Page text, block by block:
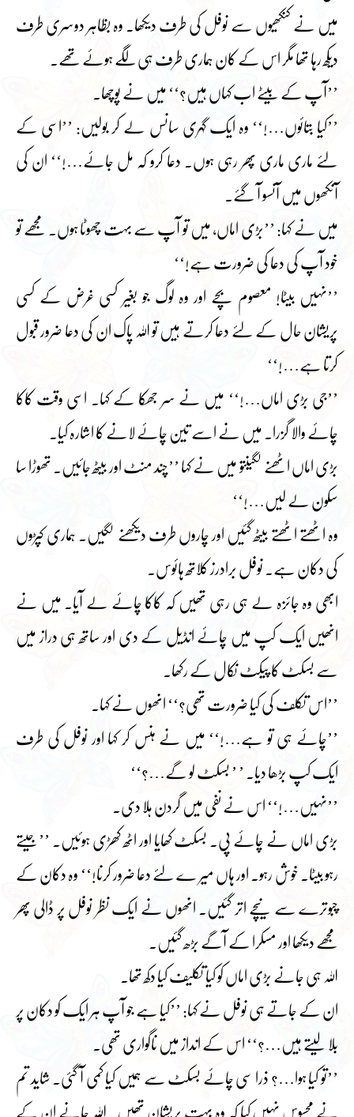
میں نے کنکھیوں سے نوفل کی طرف دیکھا۔ وہ بظاہر دوسری طرف
دیکھ رہا تھا مگر اس کے کان ہماری طرف ہی لگے ہوئے تھے۔
’’آپ کے بیٹے اب کہاں ہیں؟‘‘ میں نے پوچھا۔
’’کیا بتائوں…!‘‘ وہ ایک گہری سانس لے کر بولیں: ’’اسی کے
لئے ماری ماری پھر رہی ہوں۔ دعا کرو کہ مل جائے…!‘‘ ان کی
آنکھوں میں آنسو آ گئے۔
میں نے کہا: ’’بڑی اماں، میں تو آپ سے بہت چھوٹا ہوں۔ مجھے تو
خود آپ کی دعا کی ضرورت ہے!‘‘
’’نہیں بیٹا! معصوم بچے اور وہ لوگ جو بغیر کسی غرض کے کسی
پریشان حال کے لئے دعا کرتے ہیں تو اللہ پاک ان کی دعا ضرور قبول
کرتا ہے…!‘‘
’’جی بڑی اماں…!‘‘ میں نے سر جھکا کے کہا۔ اسی وقت کاکا
چائے والا گزرا۔ میں نے اسے تین چائے لانے کا اشارہ کیا۔
بڑی اماں اٹھنے لگیںتو میں نے کہا ’’چند منٹ اور بیٹھ جائیں۔ تھوڑا سا
سکون لے لیں…!‘‘
وہ اٹھتے اٹھتے بیٹھ گئیں اور چاروں طرف دیکھنے لگیں۔ ہماری کپڑوں
کی دکان ہے۔ نوفل برادرز کلاتھ ہائوس۔
ابھی وہ جائزہ لے ہی رہی تھیں کہ کاکا چائے لے آیا۔ میں نے
انھیں ایک کپ میں چائے انڈیل کے دی اور ساتھ ہی دراز میں
سے بسکٹ کا پیکٹ نکال کے رکھا۔
’’اس تکلف کی کیا ضرورت تھی؟‘‘ انھوں نے کہا۔
’’چائے ہی تو ہے…!‘‘ میں نے ہنس کر کہا اور نوفل کی طرف
ایک کپ بڑھا دیا۔ ’ ’ بسکٹ لو گے…؟‘‘
’’نہیں…!‘‘ اس نے نفی میں گردن ہلا دی۔
بڑی اماں نے چائے پی۔ بسکٹ کھایا اور اٹھ کھڑی ہوئیں۔ ’’جیتے
رہو بیٹا۔ خوش رہو۔ اور ہاں میر ے لئے دعا ضرور کرنا!‘‘ وہ دکان کے
چبوترے سے نیچے اتر گئیں۔ انھوں نے ایک نظر نوفل پر ڈالی پھر
مجھے دیکھا اور مسکرا کے آگے بڑھ گئیں۔
اللہ ہی جانے بڑی اماں کو کیا تکلیف کیا دکھ تھا۔
ان کے جاتے ہی نوفل نے کہا: ’’کیا ہے جو آپ ہر ایک کو دکان پر
بلا لیتے ہیں…؟‘‘ اس کے انداز میں ناگواری تھی۔
’’تو کیا ہوا…؟ ذرا سی چائے بسکٹ سے ہمیں کیا کمی آ گئی۔ شاید تم
نے محسوس نہیں کیا کہ وہ بہت پریشان تھیں۔ اللہ جانے ان کے